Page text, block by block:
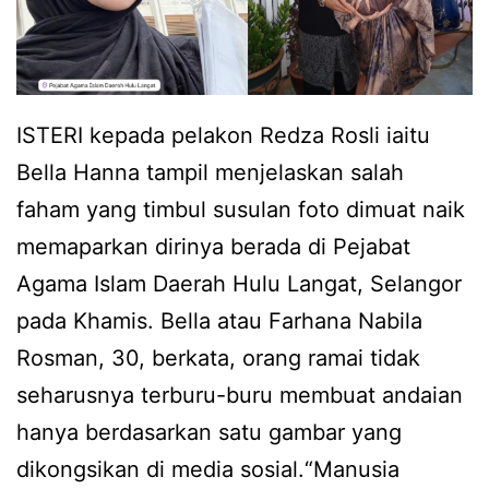
ISTERI kepada pelakon Redza Rosli iaitu
Bella Hanna tampil menjelaskan salah
faham yang timbul susulan foto dimuat naik
memaparkan dirinya berada di Pejabat
Agama Islam Daerah Hulu Langat, Selangor
pada Khamis. Bella atau Farhana Nabila
Rosman, 30, berkata, orang ramai tidak
seharusnya terburu-buru membuat andaian
hanya berdasarkan satu gambar yang
dikongsikan di media sosial.“Manusia